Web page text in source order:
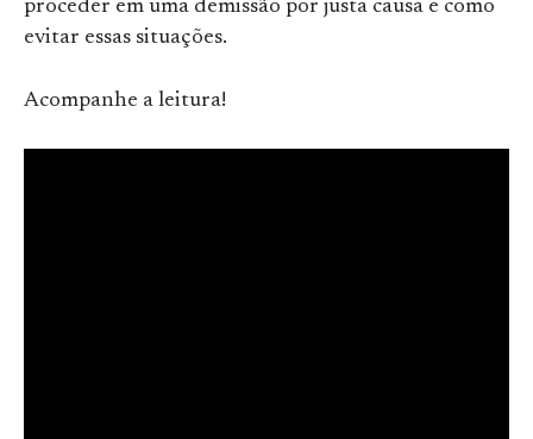
proceder em uma demissão por justa causa e como
evitar essas situações.
Acompanhe a leitura!